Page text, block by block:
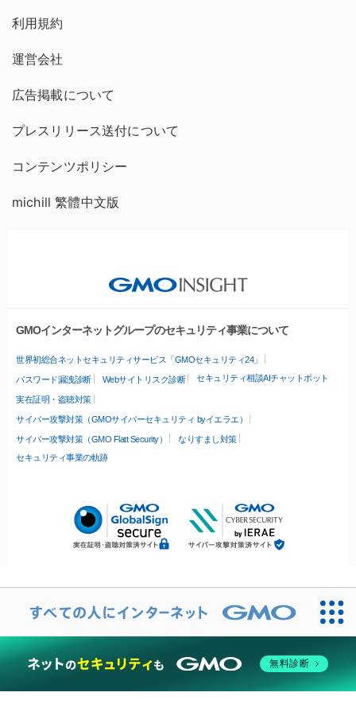
利用規約
運営会社
広告掲載について
プレスリリース送付について
コンテンツポリシー
michill 繁體中文版
GMOインターネットグループのセキュリティ事業について
世界初総合ネットセキュリティサービス「GMOセキュリティ24」
パスワード漏洩診断 Webサイトリスク診断 セキュリティ相談AIチャットボット
実在証明・盗聴対策
サイバー攻撃対策（GMOサイバーセキュリティ byイエラエ）
サイバー攻撃対策（GMO Flatt Security）
なりすまし対策
セキュリティ事業の軌跡
無料診断